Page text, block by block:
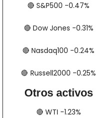
🔴 ​​​​ S&P500 -0.47%
🔴​​​​ Dow Jones -0.31%
🔴 ​​​​ Nasdaq100 -0.24%
🔴 ​​​  Russell2000 -0.25%
Otros activos
🔴​​​​ WTI -1.23%